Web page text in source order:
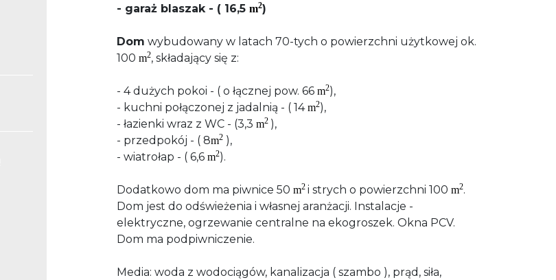
- garaż blaszak - ( 16,5 m2)
Dom wybudowany w latach 70-tych o powierzchni użytkowej ok.
100 m2, składający się z:
- 4 dużych pokoi - ( o łącznej pow. 66 m2),
- kuchni połączonej z jadalnią - ( 14m2),
- łazienki wraz z WC - (3,3 m2 ),
- przedpokój - ( 8m2 ),
- wiatrołap - ( 6,6 m2).
Dodatkowo dom ma piwnice 50 m2 i strych o powierzchni 100 m2.
Dom jest do odświeżenia i własnej aranżacji. Instalacje -
elektryczne, ogrzewanie centralne na ekogroszek. Okna PCV.
Dom ma podpiwniczenie.
Media: woda z wodociągów, kanalizacja ( szambo ), prąd, siła,